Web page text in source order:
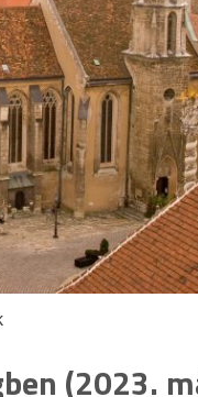
(2023.